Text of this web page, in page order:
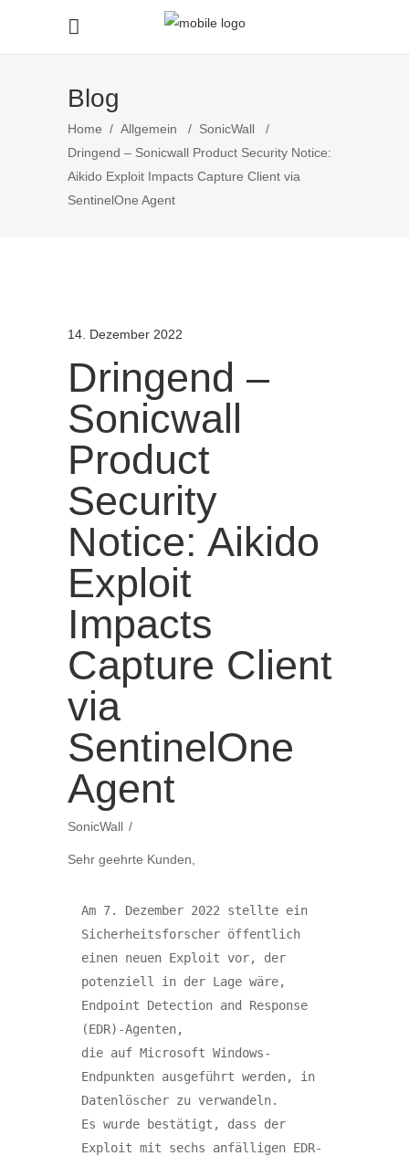
Blog
Home / Allgemein / SonicWall
/
Dringend – Sonicwall Product Security Notice:
Aikido Exploit Impacts Capture Client via
SentinelOne Agent
14. Dezember 2022
Dringend –
Sonicwall
Product
Security
Notice: Aikido
Exploit
Impacts
Capture Client
via
SentinelOne
Agent
SonicWall
Sehr geehrte Kunden,
Am 7. Dezember 2022 stellte ein
Sicherheitsforscher öffentlich
einen neuen Exploit vor, der
potenziell in der Lage wäre,
Endpoint Detection and Response
(EDR)-Agenten,
die auf Microsoft Windows-
Endpunkten ausgeführt werden, in
Datenlöscher zu verwandeln.
Es wurde bestätigt, dass der
Exploit mit sechs anfälligen EDR-